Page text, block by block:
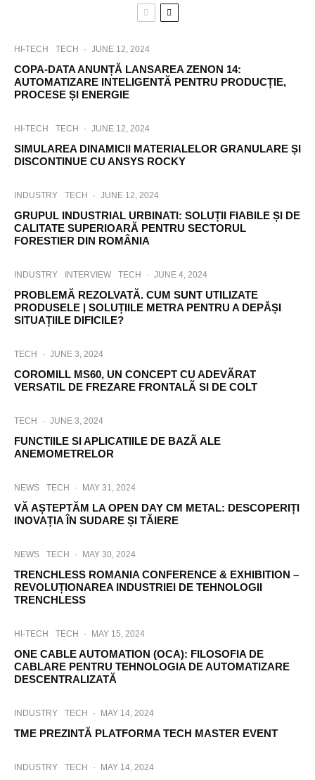
HI-TECH TECH · JUNE 12, 2024
COPA-DATA ANUNȚĂ LANSAREA ZENON 14:
AUTOMATIZARE INTELIGENTĂ PENTRU PRODUCȚIE,
PROCESE ȘI ENERGIE
HI-TECH TECH · JUNE 12, 2024
SIMULAREA DINAMICII MATERIALELOR GRANULARE ȘI
DISCONTINUE CU ANSYS ROCKY
INDUSTRY TECH · JUNE 12, 2024
GRUPUL INDUSTRIAL URBINATI: SOLUȚII FIABILE ȘI DE
CALITATE SUPERIOARĂ PENTRU SECTORUL
FORESTIER DIN ROMÂNIA
INDUSTRY INTERVIEW TECH · JUNE 4, 2024
PROBLEMĂ REZOLVATĂ. CUM SUNT UTILIZATE
PRODUSELE | SOLUȚIILE METRA PENTRU A DEPĂȘI
SITUAȚIILE DIFICILE?
TECH · JUNE 3, 2024
COROMILL MS60, UN CONCEPT CU ADEVÃRAT
VERSATIL DE FREZARE FRONTALÃ SI DE COLT
TECH · JUNE 3, 2024
FUNCTIILE SI APLICATIILE DE BAZÃ ALE
ANEMOMETRELOR
NEWS TECH · MAY 31, 2024
VĂ AȘTEPTĂM LA OPEN DAY CM METAL: DESCOPERIȚI
INOVAȚIA ÎN SUDARE ȘI TĂIERE
NEWS TECH · MAY 30, 2024
TRENCHLESS ROMANIA CONFERENCE & EXHIBITION –
REVOLUȚIONAREA INDUSTRIEI DE TEHNOLOGII
TRENCHLESS
HI-TECH TECH · MAY 15, 2024
ONE CABLE AUTOMATION (OCA): FILOSOFIA DE
CABLARE PENTRU TEHNOLOGIA DE AUTOMATIZARE
DESCENTRALIZATĂ
INDUSTRY TECH · MAY 14, 2024
TME PREZINTĂ PLATFORMA TECH MASTER EVENT
INDUSTRY TECH · MAY 14, 2024